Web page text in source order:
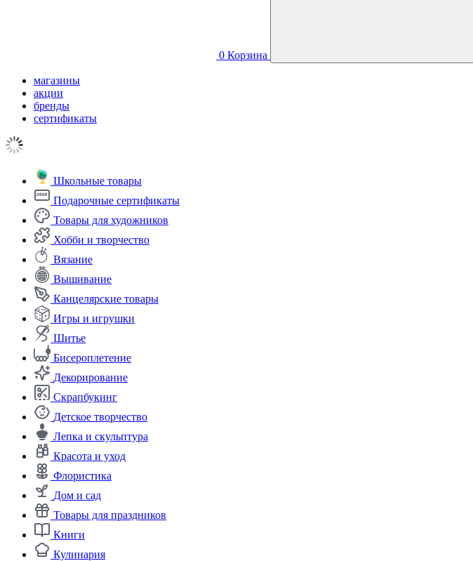
0 Корзина
магазины
акции
бренды
сертификаты
Школьные товары
Подарочные сертификаты
Товары для художников
Хобби и творчество
Вязание
Вышивание
Канцелярские товары
Игры и игрушки
Шитье
Бисероплетение
Декорирование
Скрапбукинг
Детское творчество
Лепка и скульптура
Красота и уход
Флористика
Дом и сад
Товары для праздников
Книги
Кулинария